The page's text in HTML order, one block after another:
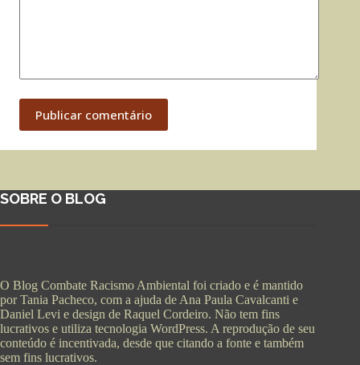
Publicar comentário
SOBRE O BLOG
O Blog Combate Racismo Ambiental foi criado e é mantido
por Tania Pacheco, com a ajuda de Ana Paula Cavalcanti e
Daniel Levi e design de Raquel Cordeiro. Não tem fins
lucrativos e utiliza tecnologia WordPress. A reprodução de seu
conteúdo é incentivada, desde que citando a fonte e também
sem fins lucrativos.